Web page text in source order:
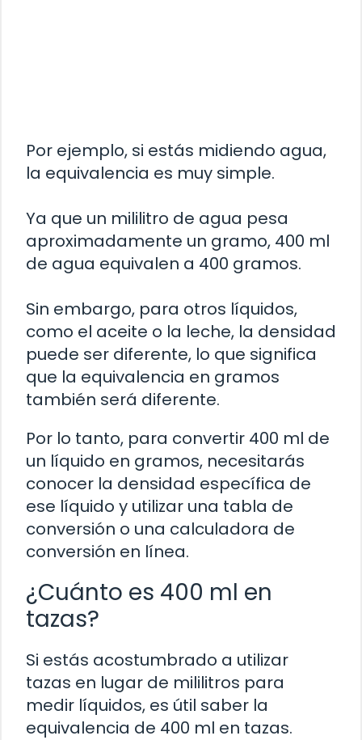
Por ejemplo, si estás midiendo agua,
la equivalencia es muy simple.
Ya que un mililitro de agua pesa
aproximadamente un gramo, 400 ml
de agua equivalen a 400 gramos.
Sin embargo, para otros líquidos,
como el aceite o la leche, la densidad
puede ser diferente, lo que significa
que la equivalencia en gramos
también será diferente.
Por lo tanto, para convertir 400 ml de
un líquido en gramos, necesitarás
conocer la densidad específica de
ese líquido y utilizar una tabla de
conversión o una calculadora de
conversión en línea.
¿Cuánto es 400 ml en
tazas?
Si estás acostumbrado a utilizar
tazas en lugar de mililitros para
medir líquidos, es útil saber la
equivalencia de 400 ml en tazas.